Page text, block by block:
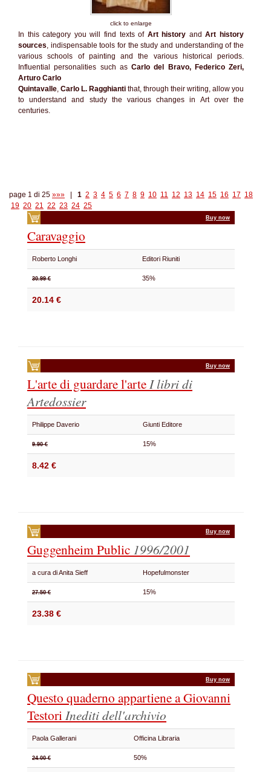
click to enlarge
In this category you will find texts of Art history andArt history
sources, indispensable tools for the study and understanding of the
various schools of painting and the various historical periods.
Influential personalities such as Carlo del Bravo, Federico Zeri,
Arturo Carlo
Quintavalle, Carlo L. Ragghianti that, through their writing, allow you
to understand and study the various changes in Art over the
centuries.
page 1 di 25 »»» 1 2 3 4 5 6 7 8 9 10 11 12 13 14 15 16 17 18
19 20 21 22 23 24 25
Buy now
Caravaggio
Roberto Longhi Editori Riuniti
30.99 € 35%
20.14 €
Buy now
L'arte di guardare l'arteI libri di
Artedossier
Philippe Daverio Giunti Editore
9.90 € 15%
8.42 €
Buy now
Guggenheim Public 1996/2001
a cura di Anita Sieff Hopefulmonster
27.50 € 15%
23.38 €
Buy now
Questo quaderno appartiene a Giovanni
TestoriInediti dell'archivio
Paola Gallerani Officina Libraria
24.00 € 50%